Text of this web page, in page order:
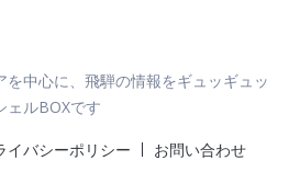
中心に、飛騨の情報をギュッギュッ
ェルBOXです
イバシーポリシー お問い合わせ